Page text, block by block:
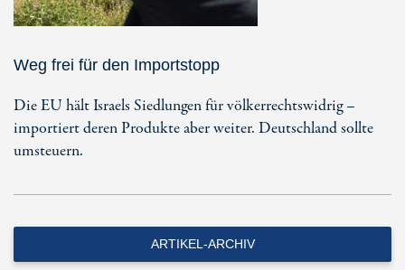
Weg frei für den Importstopp
Die EU hält Israels Siedlungen für völkerrechtswidrig –
importiert deren Produkte aber weiter. Deutschland sollte
umsteuern.
ARTIKEL-ARCHIV